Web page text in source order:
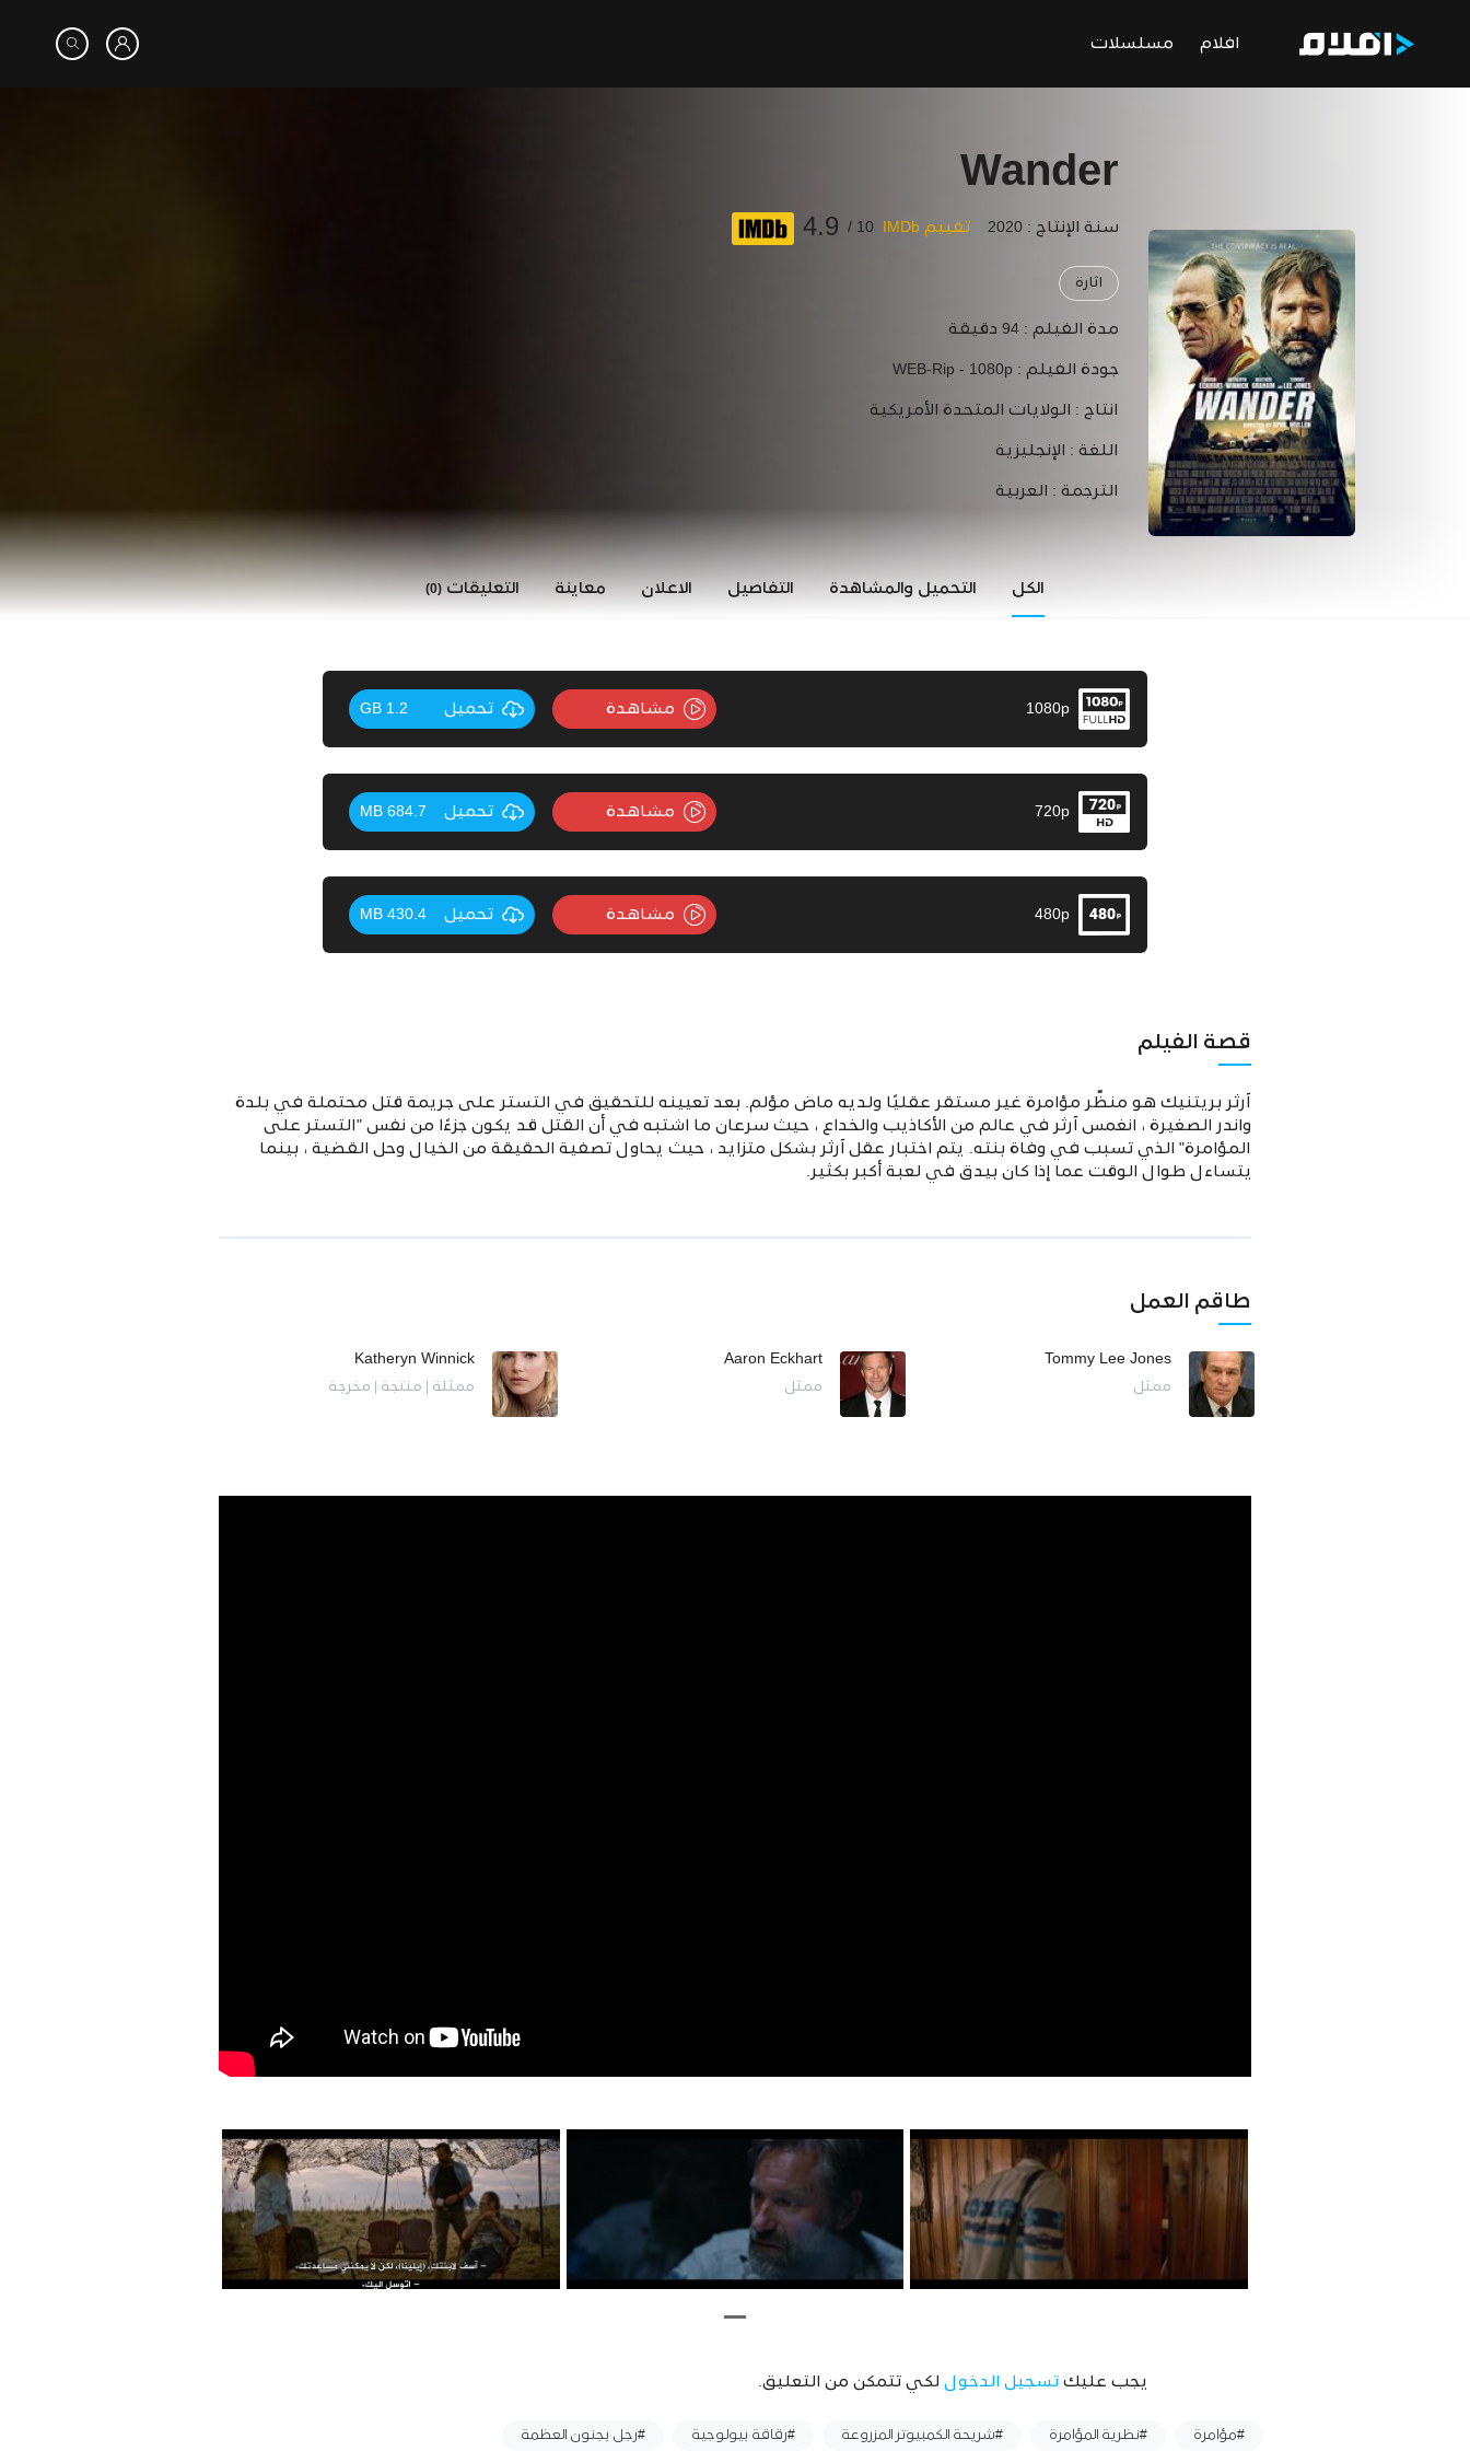
افلام مسلسلات
Wander
سنة الإنتاج : 2020 تقييم IMDb 10 /
4.9
اثارة
مدة الفيلم :94 دقيقة
جودة الفيلم : WEB-Rip - 1080p
انتاج : الولايات المتحدة الأمريكية
اللغة : الإنجليزية
الترجمة : العربية
الكل التحميل والمشاهدة التفاصيل الاعلان معاينة التعليقات (0)
1080p مشاهدة تحميل 1.2 GB
720p مشاهدة تحميل 684.7 MB
480p مشاهدة تحميل 430.4 MB
قصة الفيلم
آرثر بريتنيك هو منظّر مؤامرة غير مستقر عقليًا ولديه ماض مؤلم. بعد تعيينه للتحقيق في التستر على جريمة قتل محتملة في بلدة
واندر الصغيرة ، انغمس آرثر في عالم من الأكاذيب والخداع ، حيث سرعان ما اشتبه في أن القتل قد يكون جزءًا من نفس "التستر على
المؤامرة" الذي تسبب في وفاة بنته. يتم اختبار عقل آرثر بشكل متزايد ، حيث يحاول تصفية الحقيقة من الخيال وحل القضية ، بينما
يتساءل طوال الوقت عما إذا كان بيدق في لعبة أكبر بكثير.
طاقم العمل
Tommy Lee Jones
ممثل
Aaron Eckhart
ممثل
Katheryn Winnick
ممثلة | منتجة | مخرجة
يجب عليك تسجيل الدخول لكي تتمكن من التعليق.
#مؤامرة #نظرية المؤامرة #شريحة الكمبيوتر المزروعة #رقاقة بيولوجية #رجل بجنون العظمة